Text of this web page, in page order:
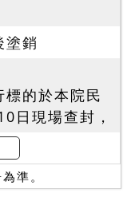
塗銷
的於本院民
日現場查封，
代理人稱本
為另一債務人
中。另據地
準。